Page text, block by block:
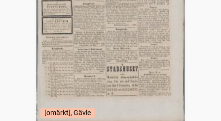
[omärkt], Gävle